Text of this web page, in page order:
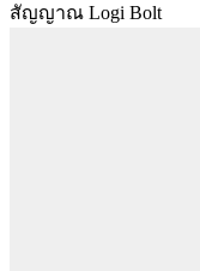
สัญญาณ Logi Bolt